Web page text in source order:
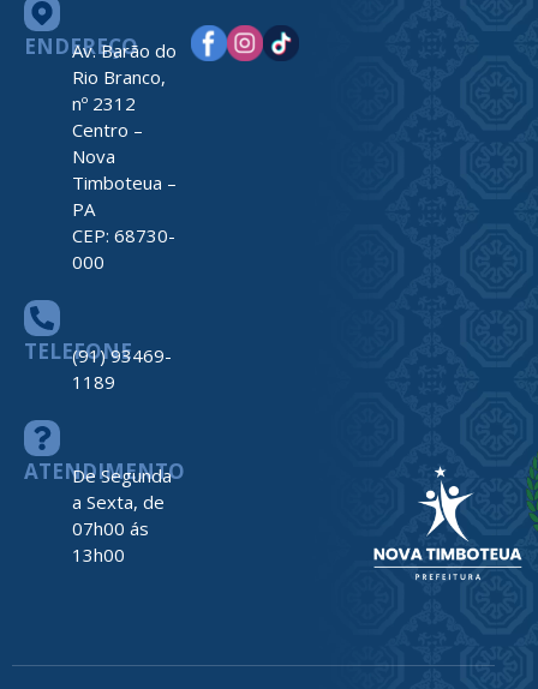
ENDEREÇO
Av. Barão do
Rio Branco,
nº 2312
Centro –
Nova
Timboteua –
PA
CEP: 68730-
000
TELEFONE
(91) 93469-
1189
ATENDIMENTO
De Segunda
a Sexta, de
07h00 ás
13h00